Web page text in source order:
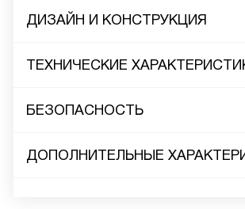
ДИЗАЙН И КОНСТРУКЦИЯ
ТЕХНИЧЕСКИЕ
БЕЗОПАСНОСТЬ
ДОПОЛНИТЕЛЬНЫЕ